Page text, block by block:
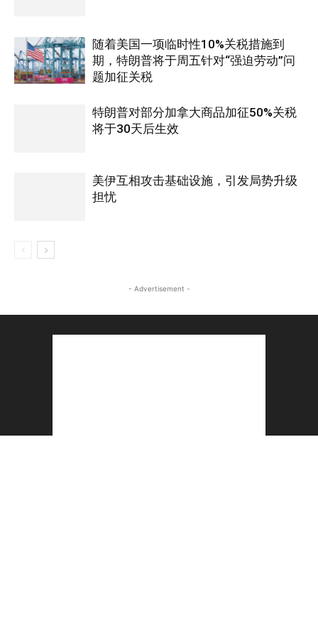
随着美国一项临时性10%关税措施到
期，特朗普将于周五针对“强迫劳动”问
题加征关税
特朗普对部分加拿大商品加征50%关税
将于30天后生效
美伊互相攻击基础设施，引发局势升级
担忧
- Advertisement -